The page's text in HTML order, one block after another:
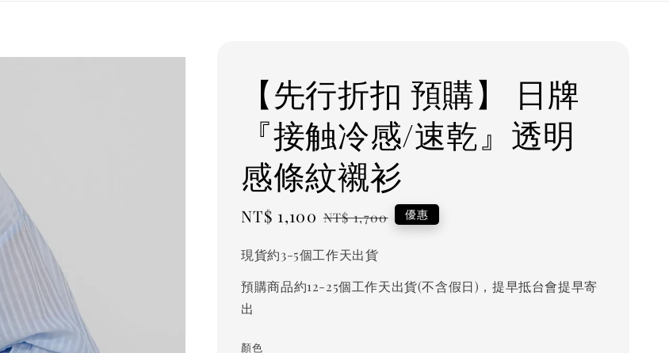
【先行折扣 預購】 日牌
『接触冷感/速乾』透明
感條紋襯衫
Sale
NT$ 1,100 Regular
NT$ 1,700 優惠
現貨約3-5個工作天出貨
預購商品約12-25個工作天出貨(不含假日)，提早抵台會提早寄
出
顏色